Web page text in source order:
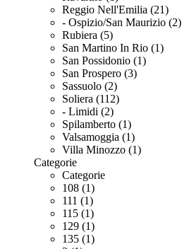
Reggio Nell'Emilia (21)
- Ospizio/San Maurizio (2)
Rubiera (5)
San Martino In Rio (1)
San Possidonio (1)
San Prospero (3)
Sassuolo (2)
Soliera (112)
- Limidi (2)
Spilamberto (1)
Valsamoggia (1)
Villa Minozzo (1)
Categorie
Categorie
108 (1)
111 (1)
115 (1)
129 (1)
135 (1)